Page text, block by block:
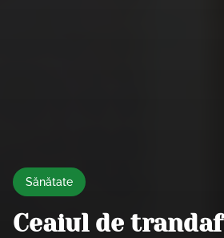
Sănătate
Ceaiul de